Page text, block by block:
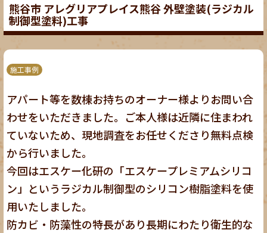
熊谷市 アレグリアプレイス熊谷 外壁塗装(ラジカル
制御型塗料)工事
施工事例
アパート等を数棟お持ちのオーナー様よりお問い合
わせをいただきました。ご本人様は近隣に住まわれ
ていないため、現地調査をお任せくださり無料点検
から行いました。
今回はエスケー化研の「エスケープレミアムシリコ
ン」というラジカル制御型のシリコン樹脂塗料を使
用いたしました。
防カビ・防藻性の特長があり長期にわたり衛生的な